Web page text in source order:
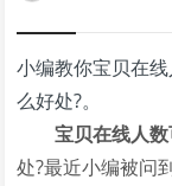
小编教你宝贝在
么好处?。
宝贝在线人数
处?最近小编被问